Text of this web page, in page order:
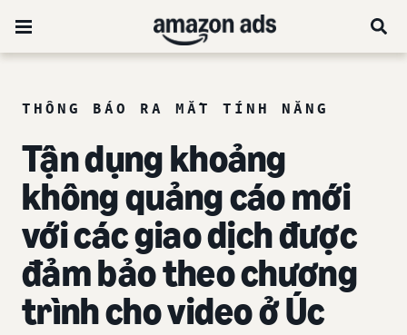
THÔNG BÁO RA MẮT TÍNH NĂNG
Tận dụng khoảng
không quảng cáo mới
với các giao dịch được
đảm bảo theo chương
trình cho video ở Úc